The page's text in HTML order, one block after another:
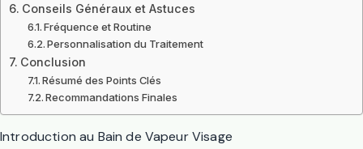
Conseils Généraux et Astuces
Fréquence et Routine
Personnalisation du Traitement
Conclusion
Résumé des Points Clés
Recommandations Finales
Introduction au Bain de Vapeur Visage